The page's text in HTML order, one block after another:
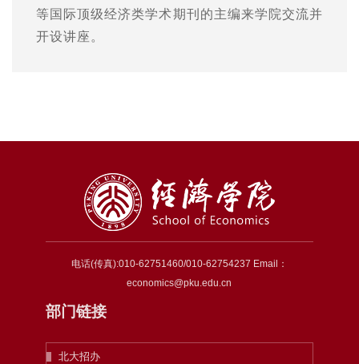
等国际顶级经济类学术期刊的主编来学院交流并
开设讲座。
电话(传真):010-62751460/010-62754237 Email：
economics@pku.edu.cn
部门链接
北大招办